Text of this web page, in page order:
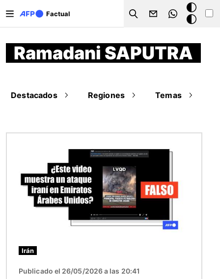
Factual
Search
Modo
oscuro
Ramadani SAPUTRA
Destacados Regiones Temas
Irán
Publicado el 26/05/2026 a las 20:41